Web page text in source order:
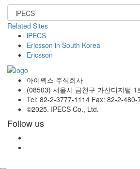
Related Sites
iPECS
Ericsson in South Korea
Ericsson
아이펙스 주식회사
(08503) 서울시 금천구 가산디지털 1
Tel: 82-2-3777-1114 Fax: 82-2-480-
©2025. IPECS Co., Ltd.
Follow us